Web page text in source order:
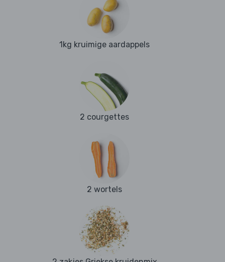
1kg kruimige aardappels
2 courgettes
2 wortels